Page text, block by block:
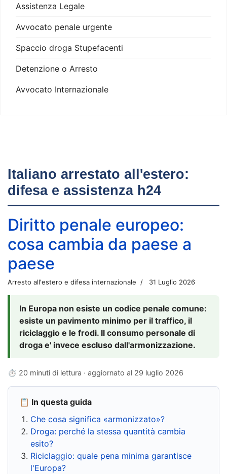
Assistenza Legale
Avvocato penale urgente
Spaccio droga Stupefacenti
Detenzione o Arresto
Avvocato Internazionale
Italiano arrestato all'estero:
difesa e assistenza h24
Diritto penale europeo:
cosa cambia da paese a
paese
Arresto all'estero e difesa internazionale 31 Luglio 2026
In Europa non esiste un codice penale comune:
esiste un pavimento minimo per il traffico, il
riciclaggio e le frodi. Il consumo personale di
droga e' invece escluso dall'armonizzazione.
⏱ 20 minuti di lettura · aggiornato al 29 luglio 2026
📋 In questa guida
Che cosa significa «armonizzato»?
Droga: perché la stessa quantità cambia
esito?
Riciclaggio: quale pena minima garantisce
l'Europa?